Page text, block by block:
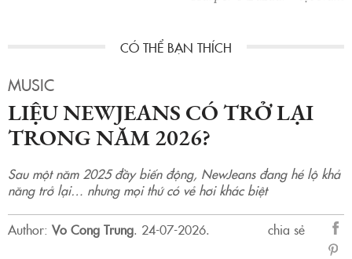
MUSIC
LIỆU NEWJEANS CÓ TRỞ LẠI
TRONG NĂM 2026?
Sau một năm 2025 đầy biến động, NewJeans đang hé lộ khả
năng trở lại… nhưng mọi thứ có vẻ hơi khác biệt
Author: Vo Cong Trung. 24-07-2026.
chia sẻ
sẻ